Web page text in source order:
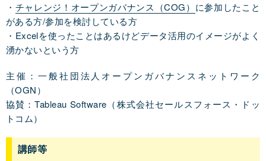
・ チャレンジ！オープンガバナンス（COG） に参加したこと
がある方/参加を検討している方
・Excelを使ったことはあるけどデータ活用のイメージがよく
湧かないという方
主催：一般社団法人オープンガバナンスネットワーク
（OGN）
協賛：Tableau Software（株式会社セールスフォース・ドッ
トコム）
講師等